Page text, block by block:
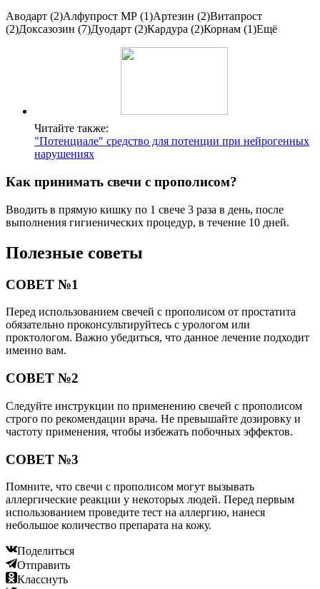
Аводарт (2)Алфупрост МР (1)Артезин (2)Витапрост
(2)Доксазозин (7)Дуодарт (2)Кардура (2)Корнам (1)Ещё
Читайте также:
"Потенциале" средство для потенции при нейрогенных
нарушениях
Как принимать свечи с прополисом?
Вводить в прямую кишку по 1 свече 3 раза в день, после
выполнения гигиенических процедур, в течение 10 дней.
Полезные советы
СОВЕТ №1
Перед использованием свечей с прополисом от простатита
обязательно проконсультируйтесь с урологом или
проктологом. Важно убедиться, что данное лечение подходит
именно вам.
СОВЕТ №2
Следуйте инструкции по применению свечей с прополисом
строго по рекомендации врача. Не превышайте дозировку и
частоту применения, чтобы избежать побочных эффектов.
СОВЕТ №3
Помните, что свечи с прополисом могут вызывать
аллергические реакции у некоторых людей. Перед первым
использованием проведите тест на аллергию, нанеся
небольшое количество препарата на кожу.
Поделиться
Отправить
Класснуть